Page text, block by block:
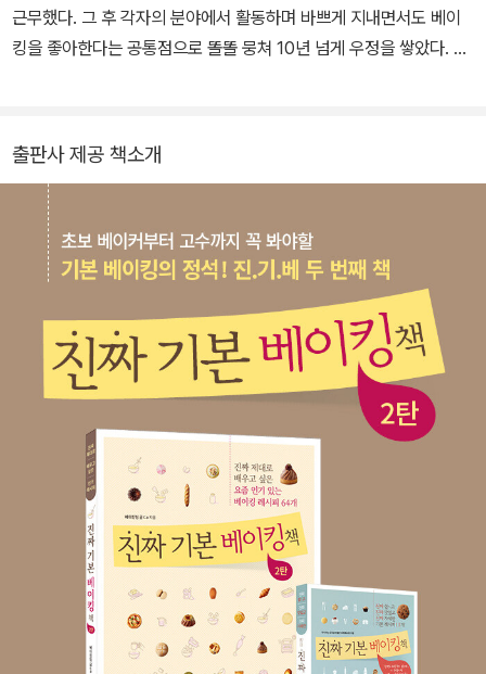
근무했다. 그 후 각자의 분야에서 활동하며 바쁘게 지내면서도 베이
킹을 좋아한다는 공통점으로 똘똘 뭉쳐 10년 넘게 우정을 쌓았다. 만
같이 디저트를 굽고 먹고 나눌 수 있는 일을 모색하다 베이킹팀 ‘굽ㄷ
a’를 결성해 그 첫 프로젝트로 [진짜 기본 베이킹책] 2탄을 만들었다.
김유미 / 동경제과학교를 졸업하고 베이킹 및 요리 전문 출판사에서
에디터 생활을 하며 책과 인연을 쌓았다. 소소한 홈베이킹을 즐기며
공 후 호텔과 레스토랑 근무, 츠지원아카데미에서 제과를 공부했다.
베이킹 스튜디오 단꿈 운영 등 요리와 베이킹을 넘나들며 다방면으로
솜씨를 길렀다. 엄보람 / 대학에서 불어와 요리를 전공했다. 베이킹의
매력에 빠져 베이커리와 홈베이킹 전문회사에 재직 후 베이킹 스튜디
오 Le petit lapain을 운영했다.
출판사 제공 책소개